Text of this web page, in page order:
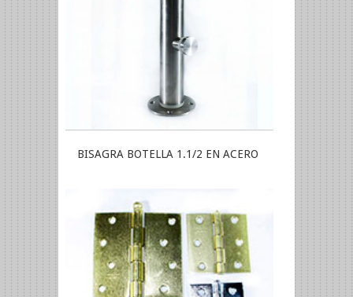
BISAGRA BOTELLA 1.1/2 EN ACERO